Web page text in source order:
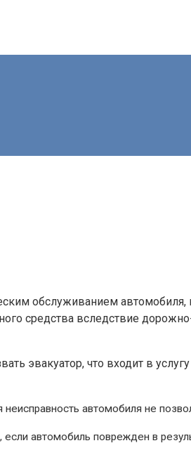
обслуживанием автомобиля,
средства вследствие
эвакуатор, что входит в
неисправность автомобиля не
автомобиль поврежден в